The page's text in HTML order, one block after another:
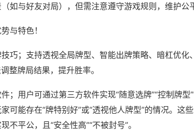
如与好友对局），但需注意遵守游戏规则，维护公
与特色！
巧；支持透视全局牌型、智能出牌策略、暗杠优化
整牌局结果，提升胜率。
；用户可通过第三方软件实现“随意选牌”“控制牌型
可能存在“牌特别好”或“透视他人牌型”的情况。这
不平公，且“安全性高”“不被封号”。